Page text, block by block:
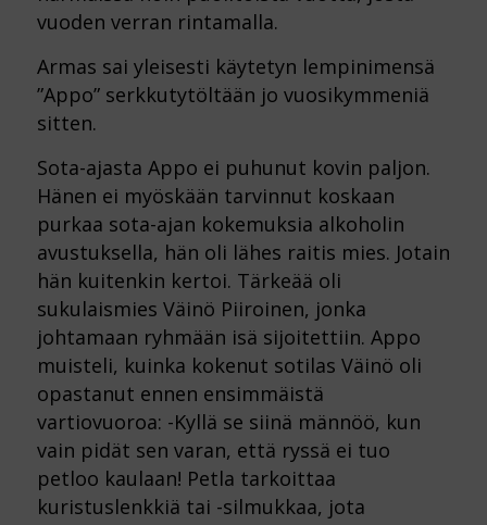
vuoden verran rintamalla.
Armas sai yleisesti käytetyn lempinimensä
”Appo” serkkutytöltään jo vuosikymmeniä
sitten.
Sota-ajasta Appo ei puhunut kovin paljon.
Hänen ei myöskään tarvinnut koskaan
purkaa sota-ajan kokemuksia alkoholin
avustuksella, hän oli lähes raitis mies. Jotain
hän kuitenkin kertoi. Tärkeää oli
sukulaismies Väinö Piiroinen, jonka
johtamaan ryhmään isä sijoitettiin. Appo
muisteli, kuinka kokenut sotilas Väinö oli
opastanut ennen ensimmäistä
vartiovuoroa: -Kyllä se siinä männöö, kun
vain pidät sen varan, että ryssä ei tuo
petloo kaulaan! Petla tarkoittaa
kuristuslenkkiä tai -silmukkaa, jota